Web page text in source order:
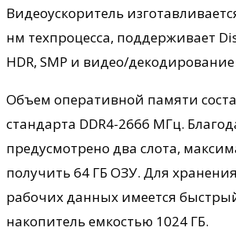
Видеоускоритель
нм техпроцесса, поддерживает
HDR, SMP и видео/
Объем оперативной памяти
стандарта DDR4-2666 МГц.
предусмотрено два слота,
получить 64 ГБ ОЗУ. Для
рабочих данных имеется
накопитель емкостью 1024 ГБ.